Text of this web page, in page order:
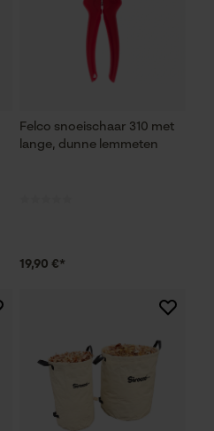
Felco snoeischaar 310 met
lange, dunne lemmeten
19,90 €*